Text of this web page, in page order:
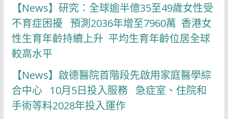
【News】研究：全球逾半億35至49歲女性受
不育症困擾 預測2036年增至7960萬 香港女
性生育年齡持續上升 平均生育年齡位居全球
較高水平
【News】啟德醫院首階段先啟用家庭醫學綜
合中心 10月5日投入服務 急症室、住院和
手術等料2028年投入運作